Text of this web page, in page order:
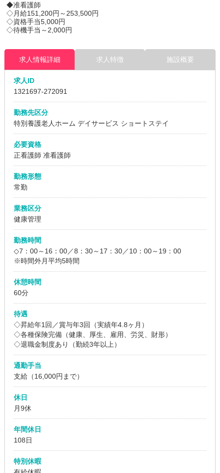
◆准看護師
◇月給151,200円～253,500円
◇資格手当5,000円
◇待機手当～2,000円
求人情報詳細 求人特徴 施設概要
求人ID
1321697-272091
勤務先区分
特別養護老人ホーム デイサービス ショートステイ
必要資格
正看護師 准看護師
勤務形態
常勤
業務区分
健康管理
勤務時間
◇7：00～16：00／8：30～17：30／10：00～19：00
※時間外月平均5時間
休憩時間
60分
待遇
◇昇給年1回／賞与年3回（実績年4.8ヶ月）
◇各種保険完備（健康、厚生、雇用、労災、財形）
◇退職金制度あり（勤続3年以上）
通勤手当
支給（16,000円まで）
休日
月9休
年間休日
108日
特別休暇